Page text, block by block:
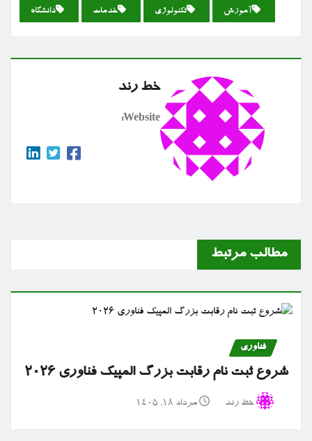
آموزش تكنولوژی خدمات دانشگاه
خط رند
Website:
مطالب مرتبط
فناوری
شروع ثبت نام رقابت بزرگ المپیک فناوری ۲۰۲۶
خط رند مرداد ۱۸, ۱۴۰۵